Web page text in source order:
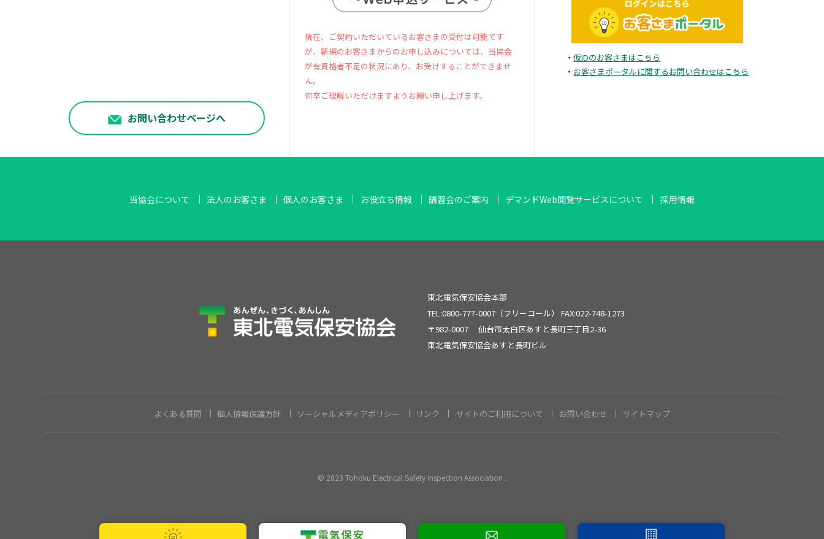
2025年4月
2025年3月
2024年8月
2024年7月
2024年1月
2023年8月
お問い合わせページへ
現在、ご契約いただいているお客さまの受付は可能です
が、新規のお客さまからのお申し込みについては、当協会
が有資格者不足の状況にあり、お受けすることができませ
ん。
何卒ご理解いただけますようお願い申し上げます。
・仮IDのお客さまはこちら
・ お客さまポータルに関するお問い合わせはこちら
当協会について 法人のお客さま 個人のお客さま お役立ち情報 講習会のご案内 デマンドWeb閲覧サービスについて 採用情報
東北電気保安協会本部
TEL:0800-777-0007（フリーコール）FAX:022-748-1273
〒982-0007
仙台市太白区あすと長町三丁目2-36
東北電気保安協会あすと長町ビル
よくある質問 個人情報保護方針 ソーシャルメディアポリシー リンク サイトのご利用について お問い合わせ サイトマップ
© 2023 Tohoku Electrical Safety Inspection Association .